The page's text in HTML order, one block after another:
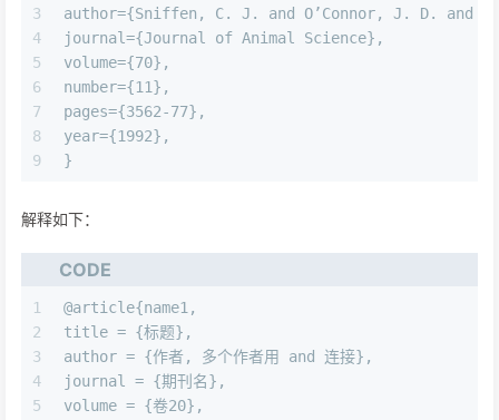
3
4
5
6
7
8
9
author={Sniffen, C. J. and O’Connor, J. D.
journal={Journal of Animal Science},
volume={70},
number={11},
pages={3562-77},
year={1992},
}
解释如下：
CODE
1
2
3
4
5
@article{name1,
title = {标题},
author = {作者, 多个作者用 and 连接},
journal = {期刊名},
volume = {卷20},